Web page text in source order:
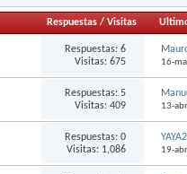
Respuestas/ Visitas
Respuestas: 6
Visitas: 675
16-
Respuestas: 5
Visitas: 409
13-
Respuestas: 0
Visitas: 1,086
19-